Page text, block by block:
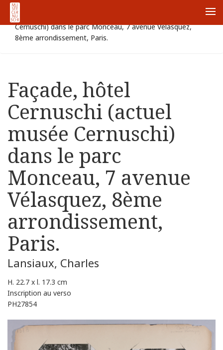
Accueil
Cernuschi) dans le parc Monceau, 7 avenue Vélasquez,
8ème arrondissement, Paris.
Façade, hôtel
Cernuschi (actuel
musée Cernuschi)
dans le parc
Monceau, 7 avenue
Vélasquez, 8ème
arrondissement,
Paris.
Lansiaux, Charles
H. 22.7 x l. 17.3 cm
Inscription au verso
PH27854